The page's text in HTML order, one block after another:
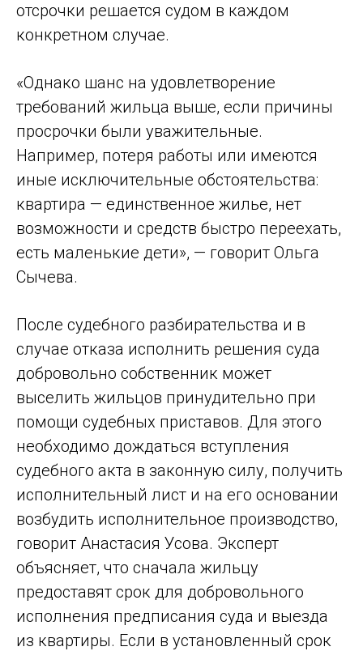
отсрочки решается судом в каждом
конкретном случае.
«Однако шанс на удовлетворение
требований жильца выше, если причины
просрочки были уважительные.
Например, потеря работы или имеются
иные исключительные обстоятельства:
квартира — единственное жилье, нет
возможности и средств быстро переехать,
есть маленькие дети», — говорит Ольга
Сычева.
После судебного разбирательства и в
случае отказа исполнить решения суда
добровольно собственник может
выселить жильцов принудительно при
помощи судебных приставов. Для этого
необходимо дождаться вступления
судебного акта в законную силу, получить
исполнительный лист и на его основании
возбудить исполнительное производство,
говорит Анастасия Усова. Эксперт
объясняет, что сначала жильцу
предоставят срок для добровольного
исполнения предписания суда и выезда
из квартиры. Если в установленный срок